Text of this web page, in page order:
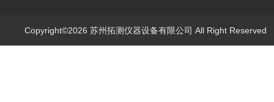
Copyright©2026 苏州拓测仪器设备有限公司 All Right